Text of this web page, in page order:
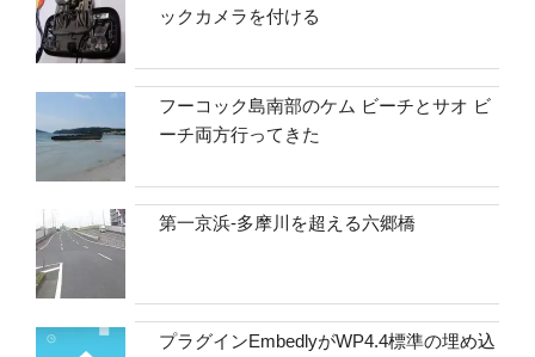
ックカメラを付ける
フーコック島南部のケム ビーチとサオ ビ
ーチ両方行ってきた
第一京浜-多摩川を超える六郷橋
プラグインEmbedlyがWP4.4標準の埋め込